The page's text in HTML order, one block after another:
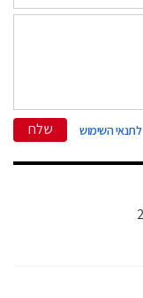
לתנאי השימוש שלח